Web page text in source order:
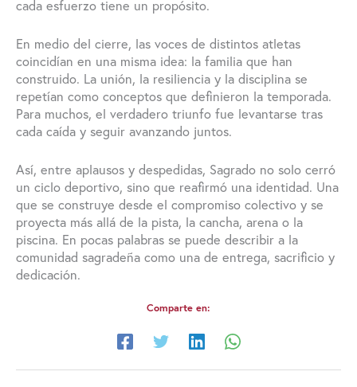
cada esfuerzo tiene un propósito.
En medio del cierre, las voces de distintos atletas
coincidían en una misma idea: la familia que han
construido. La unión, la resiliencia y la disciplina se
repetían como conceptos que definieron la temporada.
Para muchos, el verdadero triunfo fue levantarse tras
cada caída y seguir avanzando juntos.
Así, entre aplausos y despedidas, Sagrado no solo cerró
un ciclo deportivo, sino que reafirmó una identidad. Una
que se construye desde el compromiso colectivo y se
proyecta más allá de la pista, la cancha, arena o la
piscina. En pocas palabras se puede describir a la
comunidad sagradeña como una de entrega, sacrificio y
dedicación.
Comparte en: